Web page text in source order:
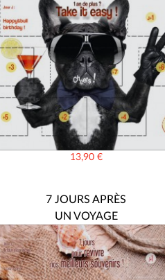
13,90 €
7 JOURS APRÈS
UN VOYAGE